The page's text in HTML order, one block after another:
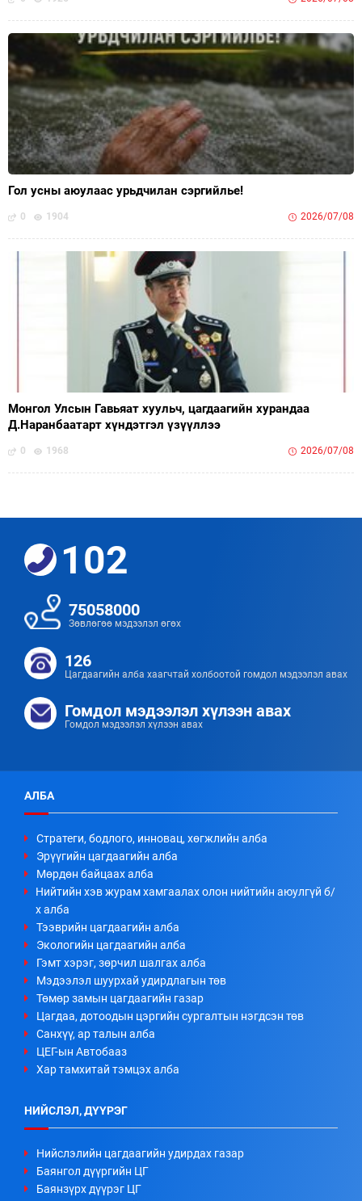
Гол усны аюулаас урьдчилан сэргийлье!
0 1904 2026/07/08
Монгол Улсын Гавьяат хуульч, цагдаагийн хурандаа
Д.Наранбаатарт хүндэтгэл үзүүллээ
0 1968 2026/07/08
102
75058000
Зөвлөгөө мэдээлэл өгөх
126
Цагдаагийн алба хаагчтай холбоотой гомдол мэдээлэл авах
Гомдол мэдээлэл хүлээн авах
Гомдол мэдээлэл хүлээн авах
АЛБА
Стратеги, бодлого, инновац, хөгжлийн алба
Эрүүгийн цагдаагийн алба
Мөрдөн байцаах алба
Нийтийн хэв журам хамгаалах олон нийтийн аюулгүй б/
х алба
Тээврийн цагдаагийн алба
Экологийн цагдаагийн алба
Гэмт хэрэг, зөрчил шалгах алба
Мэдээлэл шуурхай удирдлагын төв
Төмөр замын цагдаагийн газар
Цагдаа, дотоодын цэргийн сургалтын нэгдсэн төв
Санхүү, ар талын алба
ЦЕГ-ын Автобааз
Хар тамхитай тэмцэх алба
НИЙСЛЭЛ, ДҮҮРЭГ
Нийслэлийн цагдаагийн удирдах газар
Баянгол дүүргийн ЦГ
Баянзүрх дүүрэг ЦГ